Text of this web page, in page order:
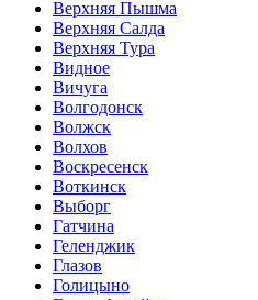
Верхняя Пышма
Верхняя Салда
Верхняя Тура
Видное
Вичуга
Волгодонск
Волжск
Волхов
Воскресенск
Воткинск
Выборг
Гатчина
Геленджик
Глазов
Голицыно